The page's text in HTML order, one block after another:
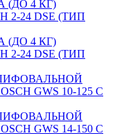
(ДО 4 КГ)
2-24 DSE (ТИП
(ДО 4 КГ)
2-24 DSE (ТИП
GWS 10-125 C
GWS 14-150 C